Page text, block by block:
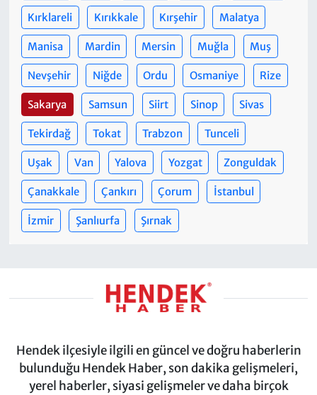
Kırklareli Kırıkkale Kırşehir Malatya
Manisa Mardin Mersin Muğla Muş
Nevşehir Niğde Ordu Osmaniye Rize
Sakarya Samsun Siirt Sinop Sivas
Tekirdağ Tokat Trabzon Tunceli
Uşak Van Yalova Yozgat Zonguldak
Çanakkale Çankırı Çorum İstanbul
İzmir Şanlıurfa Şırnak
Hendek ilçesiyle ilgili en güncel ve doğru haberlerin
bulunduğu Hendek Haber, son dakika gelişmeleri,
yerel haberler, siyasi gelişmeler ve daha birçok